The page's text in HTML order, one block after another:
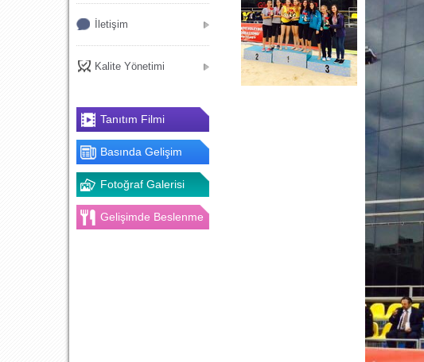
İletişim
Kalite Yönetimi
Tanıtım Filmi
Basında Gelişim
Fotoğraf Galerisi
Gelişimde Beslenme